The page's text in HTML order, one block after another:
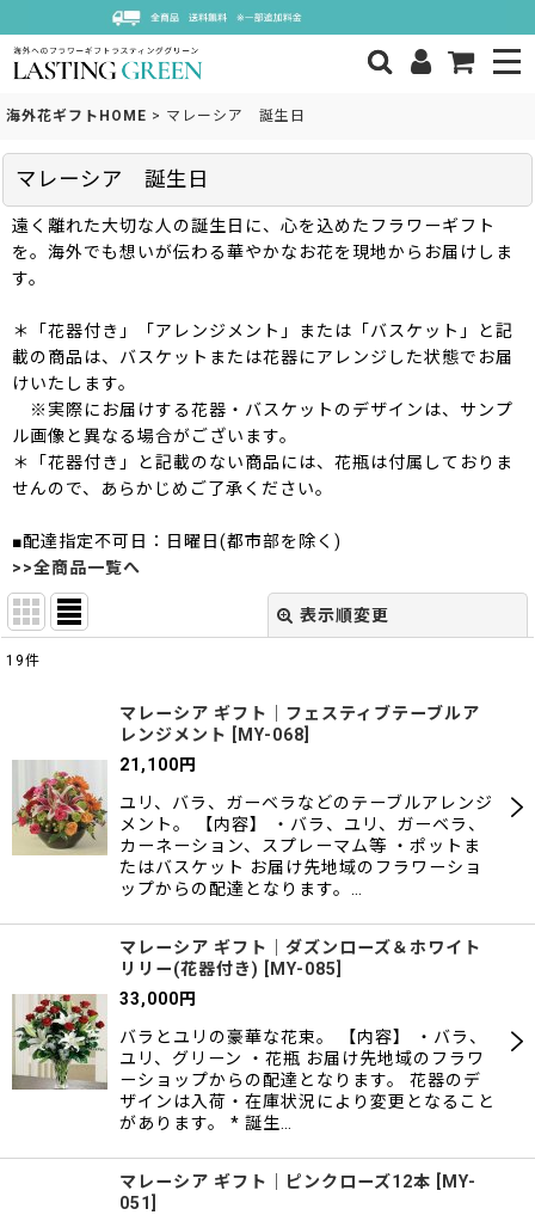
海外花ギフトHOME > マレーシア 誕生日
マレーシア 誕生日
遠く離れた大切な人の誕生日に、心を込めたフラワーギフト
を。海外でも想いが伝わる華やかなお花を現地からお届けしま
す。
＊「花器付き」「アレンジメント」または「バスケット」と記
載の商品は、バスケットまたは花器にアレンジした状態でお届
けいたします。
※実際にお届けする花器・バスケットのデザインは、サンプ
ル画像と異なる場合がございます。
＊「花器付き」と記載のない商品には、花瓶は付属しておりま
せんので、あらかじめご了承ください。
■配達指定不可日：日曜日(都市部を除く)
>>全商品一覧へ
表示順変更
絞り込む
19件
マレーシア ギフト｜フェスティブテーブルア
レンジメント
MY-068
21,100円
ユリ、バラ、ガーベラなどのテーブルアレンジ
メント。 【内容】 ・バラ、ユリ、ガーベラ、
カーネーション、スプレーマム等 ・ポットま
たはバスケット お届け先地域のフラワーショ
ップからの配達となります。…
マレーシア ギフト｜ダズンローズ＆ホワイト
リリー(花器付き)
MY-085
33,000円
バラとユリの豪華な花束。 【内容】 ・バラ、
ユリ、グリーン ・花瓶 お届け先地域のフラワ
ーショップからの配達となります。 花器のデ
ザインは入荷・在庫状況により変更となること
があります。 * 誕生…
マレーシア ギフト｜ピンクローズ12本
MY-
051